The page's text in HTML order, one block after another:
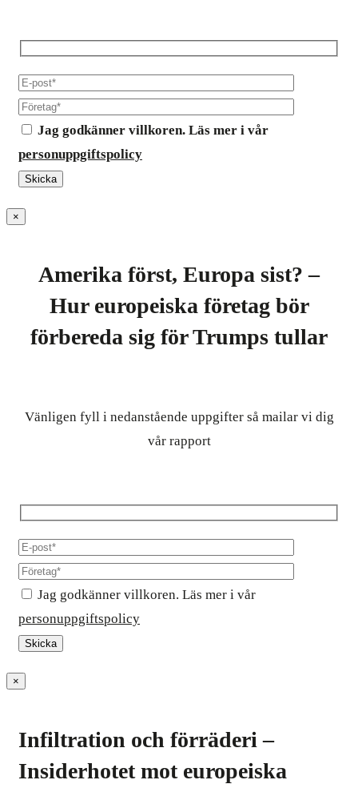
Jag godkänner villkoren. Läs mer i vår
personuppgiftspolicy
×
Amerika först, Europa sist? –
Hur europeiska företag bör
förbereda sig för Trumps tullar
Vänligen fyll i nedanstående uppgifter så mailar vi dig
vår rapport
Jag godkänner villkoren. Läs mer i vår
personuppgiftspolicy
×
Infiltration och förräderi –
Insiderhotet mot europeiska